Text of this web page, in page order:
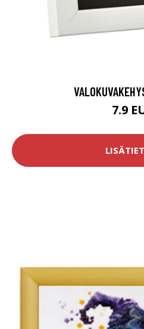
7.9